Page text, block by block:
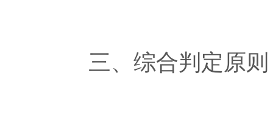
三、综合判定原则